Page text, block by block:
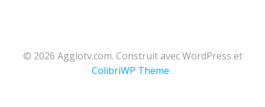
© 2026 Agglotv.com. Construit avec WordPress et
ColibriWP Theme .